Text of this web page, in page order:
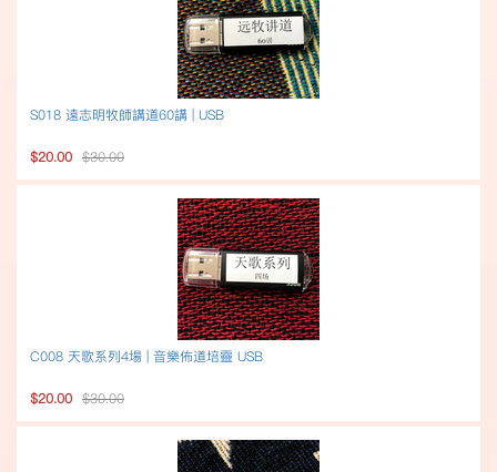
S018 遠志明牧師講道60講 | USB
$20.00 $30.00
C008 天歌系列4場 | 音樂佈道培靈 USB
$20.00 $30.00